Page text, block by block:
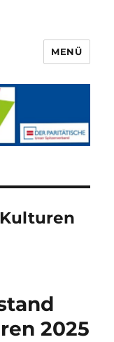
MENÜ
2025